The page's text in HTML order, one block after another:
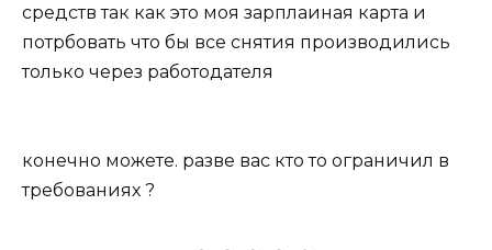
средств так как это моя зарплаиная карта и
потрбовать что бы все снятия производились
только через работодателя
конечно можете. разве вас кто то ограничил в
требованиях ?